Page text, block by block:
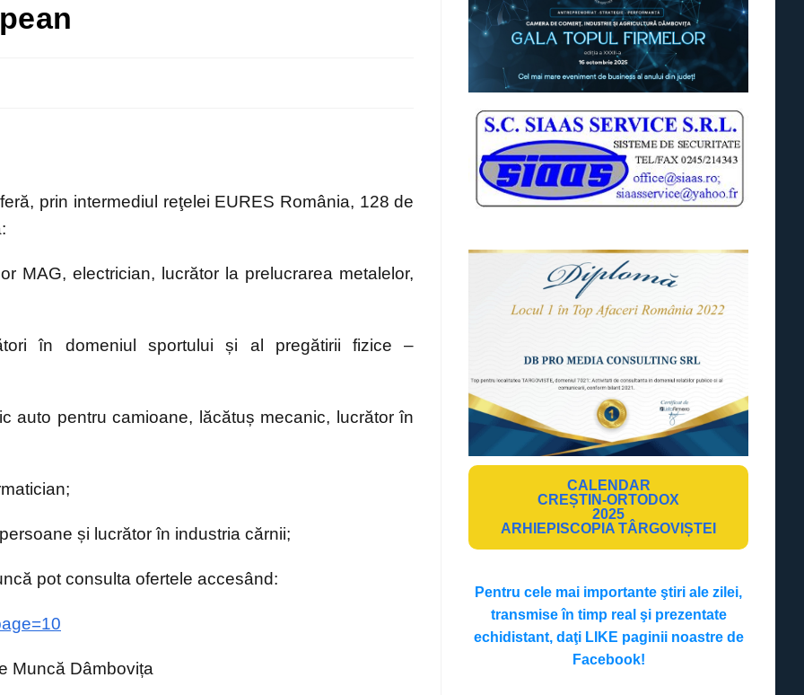
prin intermediul reţelei EURES România, 128 de
MAG, electrician, lucrător la prelucrarea metalelor,
în domeniul sportului și al pregătirii fizice –
auto pentru camioane, lăcătuș mecanic, lucrător în
și lucrător în industria cărnii;
pot consulta ofertele accesând:
Muncă Dâmbovița
CALENDAR
CREȘTIN-ORTODOX
2025
ARHIEPISCOPIA TÂRGOVIȘTEI
Pentru cele mai importante ştiri ale zilei,
transmise în timp real şi prezentate
echidistant, daţi LIKE paginii noastre de
Facebook!